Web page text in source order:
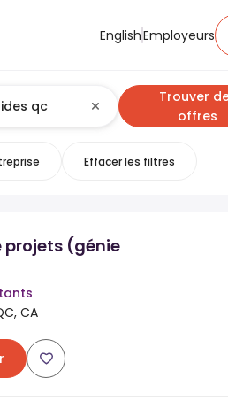
EnglishEmployeurs
Trouver
offres
Effacer les filtres
projets (génie
CA